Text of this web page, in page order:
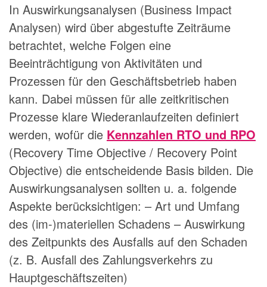
In Auswirkungsanalysen (Business Impact
Analysen) wird über abgestufte Zeiträume
betrachtet, welche Folgen eine
Beeinträchtigung von Aktivitäten und
Prozessen für den Geschäftsbetrieb haben
kann. Dabei müssen für alle zeitkritischen
Prozesse klare Wiederanlaufzeiten definiert
werden, wofür die Kennzahlen RTO und RPO
(Recovery Time Objective / Recovery Point
Objective) die entscheidende Basis bilden. Die
Auswirkungsanalysen sollten u. a. folgende
Aspekte berücksichtigen: – Art und Umfang
des (im-)materiellen Schadens – Auswirkung
des Zeitpunkts des Ausfalls auf den Schaden
(z. B. Ausfall des Zahlungsverkehrs zu
Hauptgeschäftszeiten)